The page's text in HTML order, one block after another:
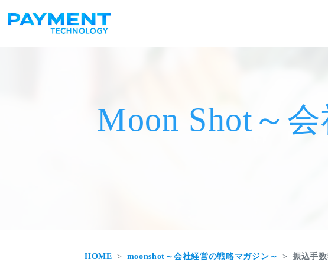
コンテンツへスキップ
メインナビゲーション
Moon Shot～
HOME moonshot～会社経営の戦略マガジン～ 振込手